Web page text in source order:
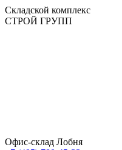
Складской комплекс
СТРОЙ ГРУПП
Офис-склад Лобня